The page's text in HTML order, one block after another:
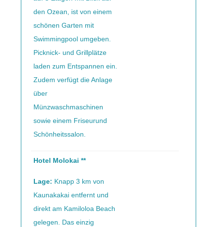
den Ozean, ist von einem
schönen Garten mit
Swimmingpool umgeben.
Picknick- und Grillplätze
laden zum Entspannen ein.
Zudem verfügt die Anlage
über
Münzwaschmaschinen
sowie einem Friseurund
Schönheitssalon.
Hotel Molokai **
Lage: Knapp 3 km von
Kaunakakai entfernt und
direkt am Kamiloloa Beach
gelegen. Das einzig